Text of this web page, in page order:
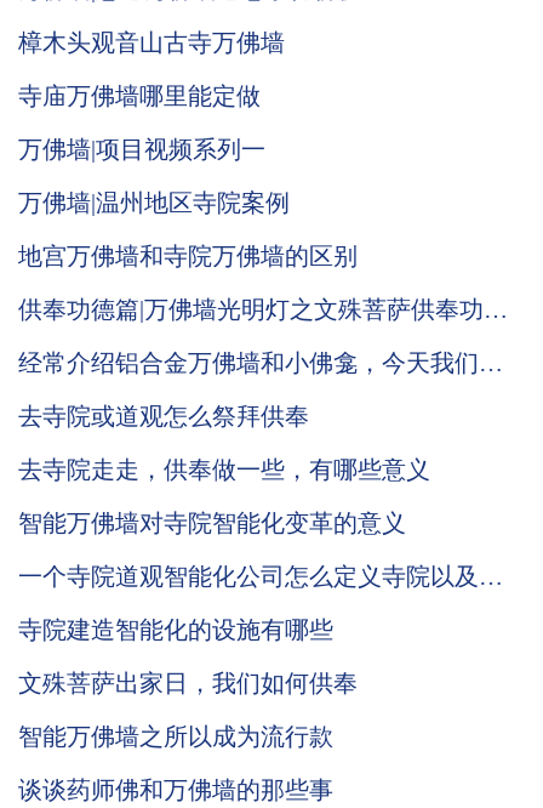
樟木头观音山古寺万佛墙
寺庙万佛墙哪里能定做
万佛墙|项目视频系列一
万佛墙|温州地区寺院案例
地宫万佛墙和寺院万佛墙的区别
供奉功德篇|万佛墙光明灯之文殊菩萨供奉功德
经常介绍铝合金万佛墙和小佛龛，今天我们来
去寺院或道观怎么祭拜供奉
去寺院走走，供奉做一些，有哪些意义
智能万佛墙对寺院智能化变革的意义
一个寺院道观智能化公司怎么定义寺院以及道
寺院建造智能化的设施有哪些
文殊菩萨出家日，我们如何供奉
智能万佛墙之所以成为流行款
谈谈药师佛和万佛墙的那些事